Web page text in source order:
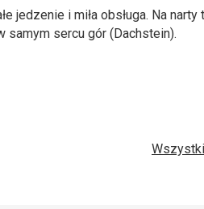
5,0 / 5 Usługi
jedzenie i miła obsługa. Na
samym sercu gór (Dachstein).
jedzenie i miła obsługa. Na
Cena